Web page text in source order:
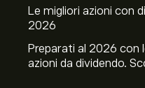
Le migliori azioni con
2026
Preparati al 2026 con
azioni da dividendo.